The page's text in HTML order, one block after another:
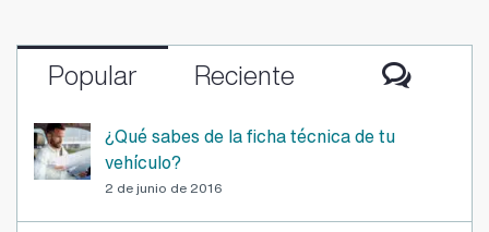
Popular
¿Qué sabes de la ficha técnica de tu
vehículo?